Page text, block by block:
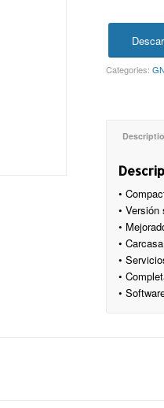
Categories:
•
•
•
•
•
•
•